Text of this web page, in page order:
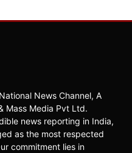
News Channel, A
Mass Media Pvt Ltd.
news reporting in India,
as the most respected
commitment lies in